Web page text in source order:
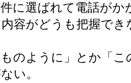
に選ばれて電話がか
容がどうも把握で
のように」とか「こ
い。